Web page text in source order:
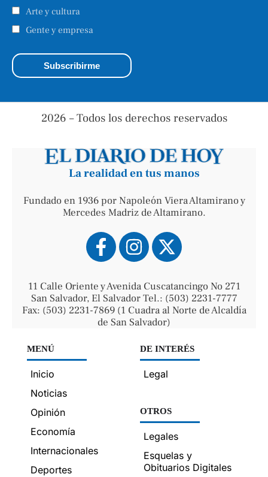
Arte y cultura
Gente y empresa
2026 – Todos los derechos reservados
La realidad en tus manos
Fundado en 1936 por Napoleón Viera Altamirano y
Mercedes Madriz de Altamirano.
11 Calle Oriente y Avenida Cuscatancingo No 271
San Salvador, El Salvador Tel.: (503) 2231-7777
Fax: (503) 2231-7869 (1 Cuadra al Norte de Alcaldía
de San Salvador)
MENÚ
Inicio
Noticias
Opinión
Economía
Internacionales
Deportes
DE INTERÉS
Legal
OTROS
Legales
Esquelas y
Obituarios Digitales